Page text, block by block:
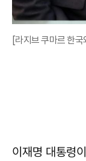
[라지브 쿠마르 한
이재명 대통령